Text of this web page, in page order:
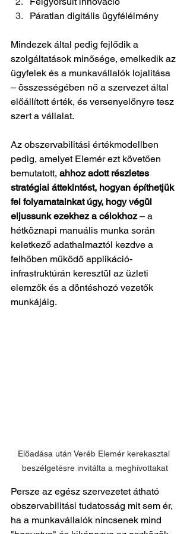
Páratlan digitális ügyfélélmény
Mindezek által pedig fejlődik a
szolgáltatások minősége, emelkedik az
ügyfelek és a munkavállalók lojalitása
– összességében nő a szervezet által
előállított érték, és versenyelőnyre tesz
szert a vállalat.
Az obszervabilitási értékmodellben
pedig, amelyet Elemér ezt követően
bemutatott, ahhoz adott részletes
stratégiai áttekintést, hogyan építhetjük
fel folyamatainkat úgy, hogy végül
eljussunk ezekhez a célokhoz – a
hétköznapi manuális munka során
keletkező adathalmaztól kezdve a
felhőben működő applikáció-
infrastruktúrán keresztül az üzleti
elemzők és a döntéshozó vezetők
munkájáig.
Előadása után Veréb Elemér kerekasztal
beszélgetésre invitálta a meghívottakat
Persze az egész szervezetet átható
obszervabilitási tudatosság mit sem ér,
ha a munkavállalók nincsenek mind